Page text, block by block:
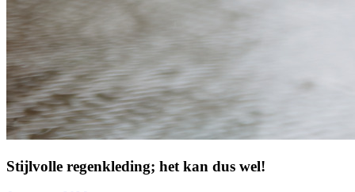
Stijlvolle regenkleding; het kan dus wel!